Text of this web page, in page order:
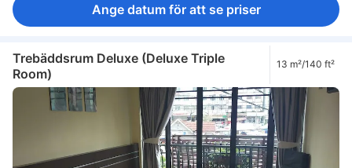
Ange datum för att se priser
Trebäddsrum Deluxe (Deluxe Triple
Room)
13 m²/140 ft²